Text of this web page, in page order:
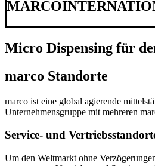
MARCO
Micro Dispensing für
marco Standorte
marco ist eine global agierende
Unternehmensgruppe mit mehreren
Service- und
Um den Weltmarkt ohne